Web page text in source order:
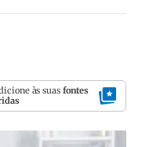
às suas fontes